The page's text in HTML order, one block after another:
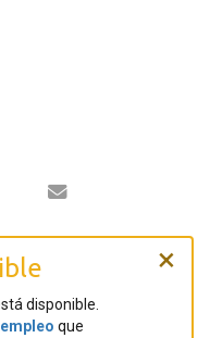
disponible.
que
×